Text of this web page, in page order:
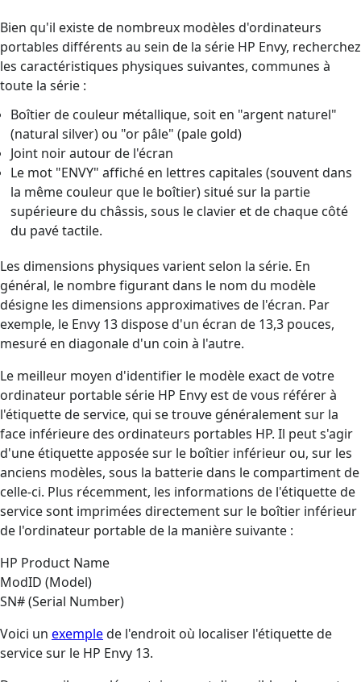
Bien qu'il existe de nombreux modèles d'ordinateurs
portables différents au sein de la série HP Envy, recherchez
les caractéristiques physiques suivantes, communes à
toute la série :
Boîtier de couleur métallique, soit en "argent naturel"
(natural silver) ou "or pâle" (pale gold)
Joint noir autour de l'écran
Le mot "ENVY" affiché en lettres capitales (souvent dans
la même couleur que le boîtier) situé sur la partie
supérieure du châssis, sous le clavier et de chaque côté
du pavé tactile.
Les dimensions physiques varient selon la série. En
général, le nombre figurant dans le nom du modèle
désigne les dimensions approximatives de l'écran. Par
exemple, le Envy 13 dispose d'un écran de 13,3 pouces,
mesuré en diagonale d'un coin à l'autre.
Le meilleur moyen d'identifier le modèle exact de votre
ordinateur portable série HP Envy est de vous référer à
l'étiquette de service, qui se trouve généralement sur la
face inférieure des ordinateurs portables HP. Il peut s'agir
d'une étiquette apposée sur le boîtier inférieur ou, sur les
anciens modèles, sous la batterie dans le compartiment de
celle-ci. Plus récemment, les informations de l'étiquette de
service sont imprimées directement sur le boîtier inférieur
de l'ordinateur portable de la manière suivante :
HP Product Name
ModID (Model)
SN# (Serial Number)
Voici un exemplede l'endroit où localiser l'étiquette de
service sur le HP Envy 13.